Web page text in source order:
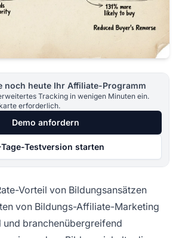
noch heute Ihr Affiliate-Programm
Tracking in wenigen Minuten ein.
erforderlich.
Demo anfordern
Testversion starten
Vorteil von Bildungsansätzen
von Bildungs-Affiliate-Marketing
und branchenübergreifend